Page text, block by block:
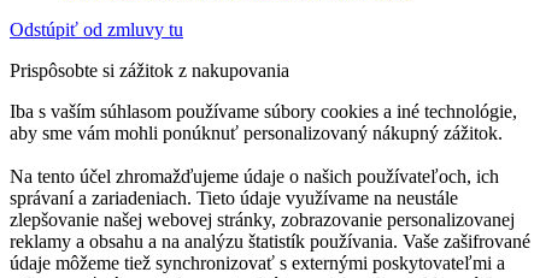
Odstúpiť od zmluvy tu
Prispôsobte si zážitok z nakupovania
Iba s vaším súhlasom používame súbory cookies a iné technológie,
aby sme vám mohli ponúknuť personalizovaný nákupný zážitok.
Na tento účel zhromažďujeme údaje o našich používateľoch, ich
správaní a zariadeniach. Tieto údaje využívame na neustále
zlepšovanie našej webovej stránky, zobrazovanie personalizovanej
reklamy a obsahu a na analýzu štatistík používania. Vaše zašifrované
údaje môžeme tiež synchronizovať s externými poskytovateľmi a